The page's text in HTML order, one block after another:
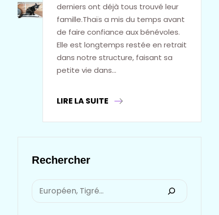
derniers ont déjà tous trouvé leur
famille.Thaïs a mis du temps avant
de faire confiance aux bénévoles.
Elle est longtemps restée en retrait
dans notre structure, faisant sa
petite vie dans…
LIRE LA SUITE
Rechercher
S
E